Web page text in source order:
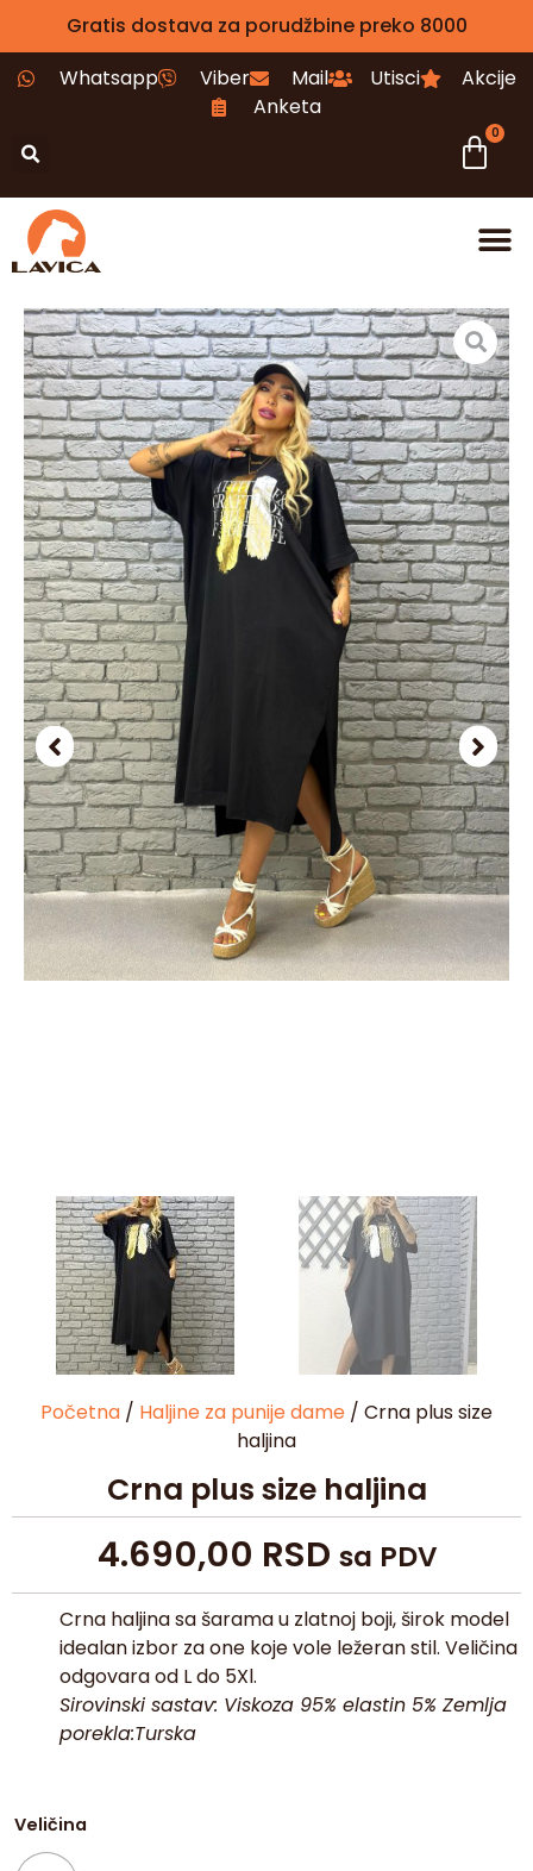
Gratis dostava za porudžbine preko 8000
Whatsapp
Viber Mail Utisci
Akcije
Anketa
0
Početna / Haljine za punije dame / Crna plus size
haljina
Crna plus size haljina
4.690,00 RSD sa PDV
Crna haljina sa šarama u zlatnoj boji, širok model
idealan izbor za one koje vole ležeran stil. Veličina
odgovara od L do 5Xl.
Sirovinski sastav: Viskoza 95% elastin 5% Zemlja
porekla:Turska
Veličina